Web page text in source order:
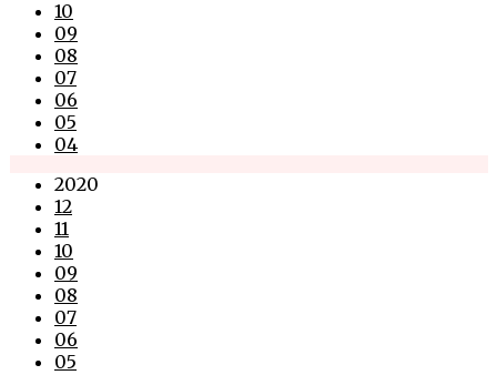
10
09
08
07
06
05
04
2020
12
11
10
09
08
07
06
05